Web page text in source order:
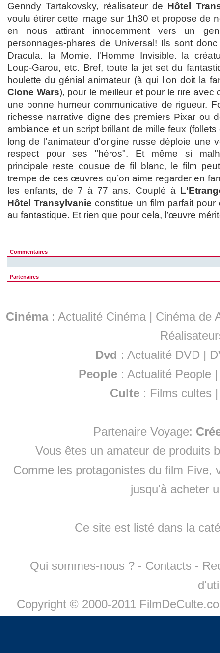
Genndy Tartakovsky, réalisateur de Hôtel
voulu étirer cette image sur 1h30 et propose de
en nous attirant innocemment vers un
personnages-phares de Universal! Ils sont
Dracula, la Momie, l'Homme Invisible, la
Loup-Garou, etc. Bref, toute la jet set du
houlette du génial animateur (à qui l'on doit la
Clone Wars), pour le meilleur et pour le rire avec
une bonne humeur communicative de rigueur.
richesse narrative digne des premiers Pixar ou
ambiance et un script brillant de mille feux
long de l'animateur d'origine russe déploie une
respect pour ses "héros". Et même si
principale reste cousue de fil blanc, le film
trempe de ces œuvres qu’on aime regarder en
les enfants, de 7 à 77 ans. Couplé à
Hôtel Transylvanie constitue un film parfait
au fantastique. Et rien que pour cela, l’œuvre
Commentaires
Partenaires
Cinéma: Actualité Cinéma | Cinéma de
Dvd : Actualité DVD |
People :Actualité People
Culte : Films cultes
Partenaire Voyage:
Vous êtes un amateur de produits
Comme les protagonistes du film Five,
jusqu'à acheter
Ce site est listé dans la
Qui sommes-nous ? - Contacts -
Copyright © 2000-2011